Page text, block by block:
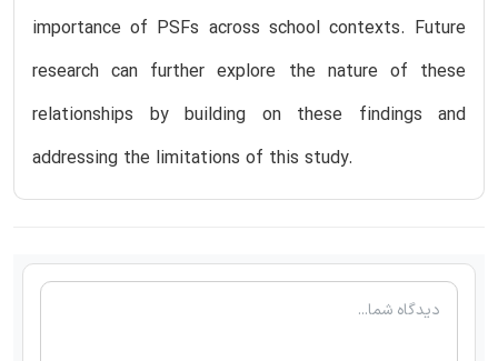
importance of PSFs across school contexts. Future
research can further explore the nature of these
relationships by building on these findings and
addressing the limitations of this study.